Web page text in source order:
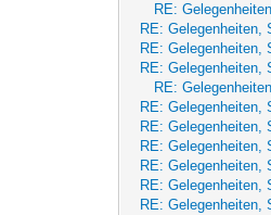
RE:
RE: Gelegenheiten,
RE: Gelegenheiten,
RE: Gelegenheiten,
RE:
RE: Gelegenheiten,
RE: Gelegenheiten,
RE: Gelegenheiten,
RE: Gelegenheiten,
RE: Gelegenheiten,
RE: Gelegenheiten,